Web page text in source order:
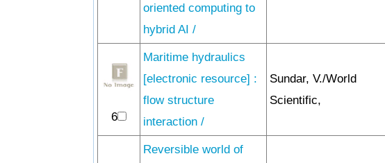
oriented computing to
hybrid AI /
6
Maritime hydraulics
[electronic resource] :
flow structure
interaction /
Sundar, V./World
Scientific,
Reversible world of